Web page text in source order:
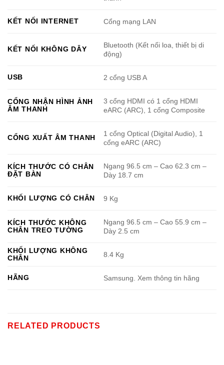
KẾT NỐI INTERNET Cổng mạng LAN
KẾT NỐI KHÔNG DÂY
Bluetooth (Kết nối loa, thiết bị di
động)
USB 2 cổng USB A
CỔNG NHẬN HÌNH ẢNH
ÂM THANH
3 cổng HDMI có 1 cổng HDMI
eARC (ARC), 1 cổng Composite
CỔNG XUẤT ÂM THANH
1 cổng Optical (Digital Audio), 1
cổng eARC (ARC)
KÍCH THƯỚC CÓ CHÂN
ĐẶT BÀN
Ngang 96.5 cm – Cao 62.3 cm –
Dày 18.7 cm
KHỐI LƯỢNG CÓ CHÂN 9 Kg
KÍCH THƯỚC KHÔNG
CHÂN TREO TƯỜNG
Ngang 96.5 cm – Cao 55.9 cm –
Dày 2.5 cm
KHỐI LƯỢNG KHÔNG
CHÂN
8.4 Kg
HÃNG Samsung. Xem thông tin hãng
RELATED PRODUCTS